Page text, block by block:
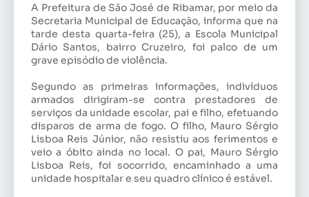
A Prefeitura de São José de Ribamar, por meio da
Secretaria Municipal de Educação, informa que na
tarde desta quarta-feira (25), a Escola Municipal
Dário Santos, bairro Cruzeiro, foi palco de um
grave episódio de violência.
Segundo as primeiras informações, indivíduos
armados dirigiram-se contra prestadores de
serviços da unidade escolar, pai e filho, efetuando
disparos de arma de fogo. O filho, Mauro Sérgio
Lisboa Reis Júnior, não resistiu aos ferimentos e
veio a óbito ainda no local. O pai, Mauro Sérgio
Lisboa Reis, foi socorrido, encaminhado a uma
unidade hospitalar e seu quadro clínico é estável.